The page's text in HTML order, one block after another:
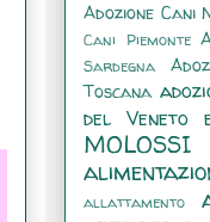
Adozione Cani
Cani Piemonte
Sardegna
Toscana
del Veneto
MOLOSSI
allattamento